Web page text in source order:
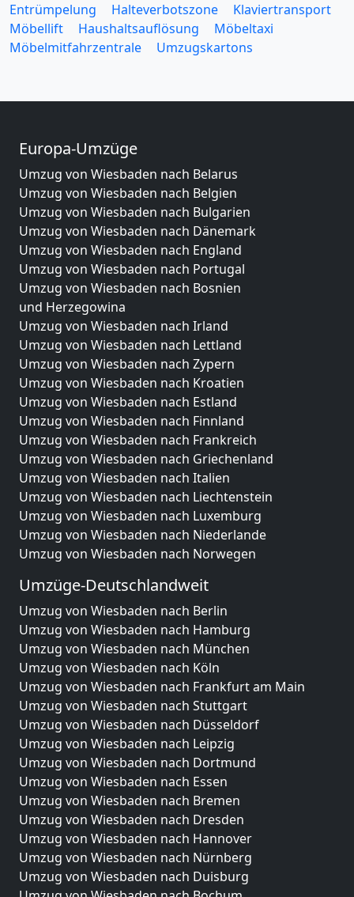
Entrümpelung
Halteverbotszone
Klaviertransport
Möbellift
Haushaltsauflösung
Möbeltaxi
Möbelmitfahrzentrale
Umzugskartons
Europa-Umzüge
Umzug von Wiesbaden nach Belarus
Umzug von Wiesbaden nach Belgien
Umzug von Wiesbaden nach Bulgarien
Umzug von Wiesbaden nach Dänemark
Umzug von Wiesbaden nach England
Umzug von Wiesbaden nach Portugal
Umzug von Wiesbaden nach Bosnien
und Herzegowina
Umzug von Wiesbaden nach Irland
Umzug von Wiesbaden nach Lettland
Umzug von Wiesbaden nach Zypern
Umzug von Wiesbaden nach Kroatien
Umzug von Wiesbaden nach Estland
Umzug von Wiesbaden nach Finnland
Umzug von Wiesbaden nach Frankreich
Umzug von Wiesbaden nach Griechenland
Umzug von Wiesbaden nach Italien
Umzug von Wiesbaden nach Liechtenstein
Umzug von Wiesbaden nach Luxemburg
Umzug von Wiesbaden nach Niederlande
Umzug von Wiesbaden nach Norwegen
Umzüge-Deutschlandweit
Umzug von Wiesbaden nach Berlin
Umzug von Wiesbaden nach Hamburg
Umzug von Wiesbaden nach München
Umzug von Wiesbaden nach Köln
Umzug von Wiesbaden nach Frankfurt am Main
Umzug von Wiesbaden nach Stuttgart
Umzug von Wiesbaden nach Düsseldorf
Umzug von Wiesbaden nach Leipzig
Umzug von Wiesbaden nach Dortmund
Umzug von Wiesbaden nach Essen
Umzug von Wiesbaden nach Bremen
Umzug von Wiesbaden nach Dresden
Umzug von Wiesbaden nach Hannover
Umzug von Wiesbaden nach Nürnberg
Umzug von Wiesbaden nach Duisburg